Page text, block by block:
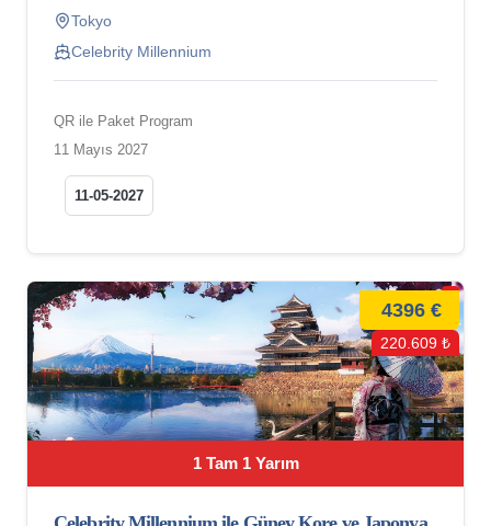
Tokyo
Celebrity Millennium
QR ile Paket Program
11 Mayıs 2027
11-05-2027
1 Tam 1 Yarım
4396 €
220.609 ₺